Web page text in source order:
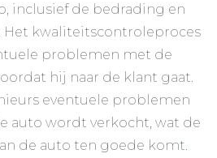
inclusief de bedrading en
Het kwaliteitscontroleproces
problemen met de
hij naar de klant gaat.
eventuele problemen
auto wordt verkocht, wat de
de auto ten goede komt.